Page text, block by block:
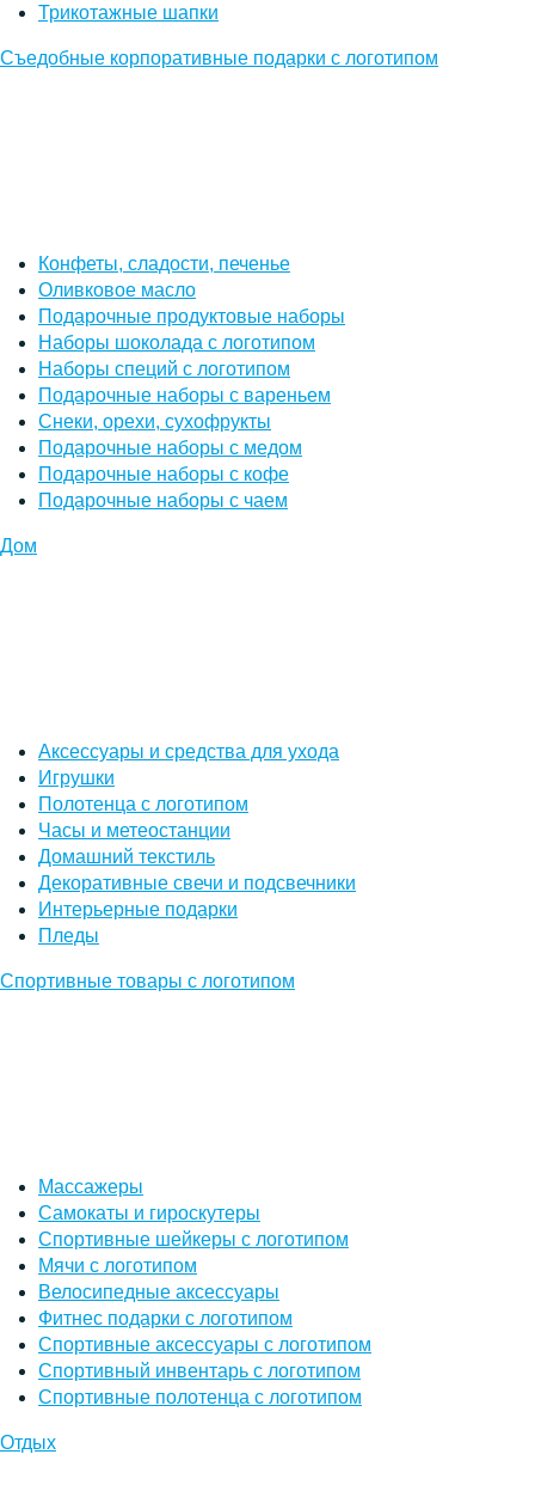
Трикотажные шапки
Съедобные корпоративные подарки с логотипом
Конфеты, сладости, печенье
Оливковое масло
Подарочные продуктовые наборы
Наборы шоколада с логотипом
Наборы специй с логотипом
Подарочные наборы с вареньем
Снеки, орехи, сухофрукты
Подарочные наборы с медом
Подарочные наборы с кофе
Подарочные наборы с чаем
Дом
Аксессуары и средства для ухода
Игрушки
Полотенца с логотипом
Часы и метеостанции
Домашний текстиль
Декоративные свечи и подсвечники
Интерьерные подарки
Пледы
Спортивные товары с логотипом
Массажеры
Самокаты и гироскутеры
Спортивные шейкеры с логотипом
Мячи с логотипом
Велосипедные аксессуары
Фитнес подарки с логотипом
Спортивные аксессуары с логотипом
Спортивный инвентарь с логотипом
Спортивные полотенца с логотипом
Отдых